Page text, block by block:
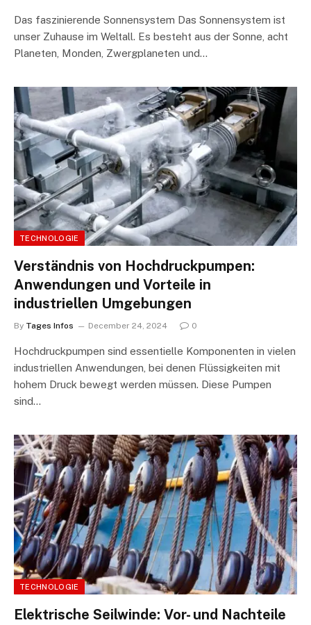
Das faszinierende Sonnensystem Das Sonnensystem ist
unser Zuhause im Weltall. Es besteht aus der Sonne, acht
Planeten, Monden, Zwergplaneten und…
TECHNOLOGIE
Verständnis von Hochdruckpumpen:
Anwendungen und Vorteile in
industriellen Umgebungen
By Tages Infos December 24, 2024 0
Hochdruckpumpen sind essentielle Komponenten in vielen
industriellen Anwendungen, bei denen Flüssigkeiten mit
hohem Druck bewegt werden müssen. Diese Pumpen
sind…
TECHNOLOGIE
Elektrische Seilwinde: Vor- und Nachteile